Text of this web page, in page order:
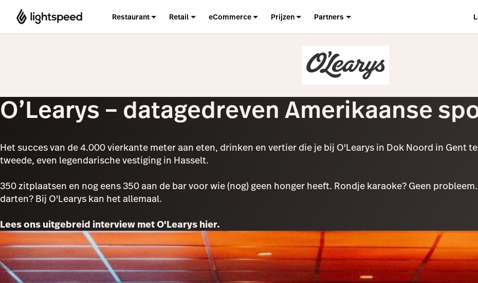
Restaurant Retail eCommerce Prijzen Partners
O’Learys – datagedreven Amerikaanse
Het succes van de 4.000 vierkante meter aan eten, drinken en vertier die je bij O'Learys in Dok Noord in Gent
tweede, even legendarische vestiging in Hasselt.
350 zitplaatsen en nog eens 350 aan de bar voor wie (nog) geen honger heeft. Rondje karaoke? Geen
darten? Bij O'Learys kan het allemaal.
Lees ons uitgebreid interview met O'Learys hier.